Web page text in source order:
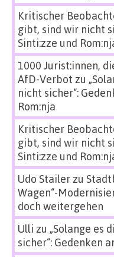
Kritischer
gibt, sind wir nicht
Sinti:zze und
1000 Jurist:innen,
AfD-Verbot zu
nicht sicher“:
Rom:nja
Kritischer
gibt, sind wir nicht
Sinti:zze und
Udo Stailerzu
Wagen“-
doch weitergehen
Ulli zu „Solange es
sicher“: Gedenken